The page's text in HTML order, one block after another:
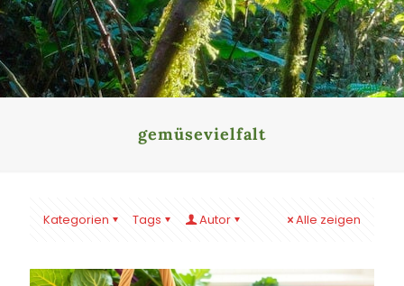
gemüsevielfalt
Kategorien Tags Autor Alle zeigen